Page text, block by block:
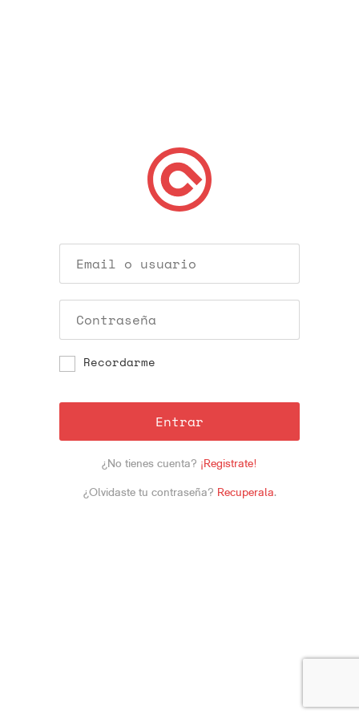
Recordarme
Entrar
¿No tienes cuenta? ¡Registrate!
¿Olvidaste tu contraseña? Recuperala.